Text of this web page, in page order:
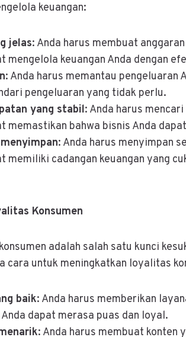
keuangan:
jelas: Anda harus membuat
mengelola keuangan Anda dengan
: Anda harus memantau pengeluaran
pengeluaran yang tidak perlu.
yang stabil: Anda harus
memastikan bahwa bisnis Anda
: Anda harus menyimpan
memiliki cadangan keuangan yang
Konsumen
adalah salah satu kunci
cara untuk meningkatkan loyalitas
baik: Anda harus memberikan
dapat merasa puas dan loyal.
: Anda harus membuat konten